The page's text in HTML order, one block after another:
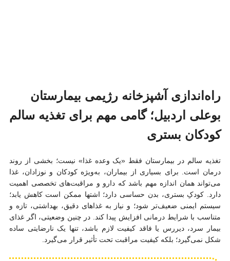
راه‌اندازی آشپزخانه رژیمی بیمارستان
بوعلی اردبیل؛ گامی مهم برای تغذیه سالم
کودکان بستری
تغذیه سالم در بیمارستان فقط «یک وعده غذا» نیست؛ بخشی از روند
درمان است. برای بسیاری از بیماران، به‌ویژه کودکان و نوزادان، غذا
می‌تواند همان اندازه مهم باشد که دارو و مراقبت‌های تخصصی اهمیت
دارد. کودکِ بستری، بدن حساسی دارد؛ اشتها ممکن است کاهش یابد؛
سیستم ایمنی ضعیف‌تر شود؛ و نیاز به غذاهای دقیق، بهداشتی، تازه و
متناسب با شرایط درمانی افزایش پیدا کند. در چنین وضعیتی، اگر غذای
بیمار سرد، دیررس یا فاقد کیفیت لازم باشد، تنها یک نارضایتی ساده
شکل نمی‌گیرد؛ بلکه کیفیت مراقبت تحت تأثیر قرار می‌گیرد.